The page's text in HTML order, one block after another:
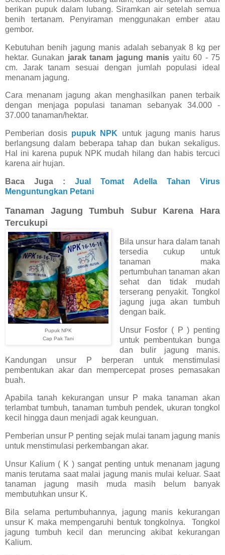
berikan pupuk dalam lubang. Siramkan air setelah semua
benih tertanam. Penyiraman menggunakan ember atau
gembor.
Kebutuhan benih jagung manis adalah sebanyak 8 kg per
hektar. Gunakan jarak tanam jagung manis yaitu 60 - 75
cm. Jarak tanam sesuai dengan jumlah populasi ideal
menanam jagung.
Cara menanam jagung akan menghasilkan panen terbaik
dengan menjaga populasi tanaman sebanyak 34.000 -
37.000 tanaman/hektar.
Pemberian dosis pupuk NPK untuk jagung manis harus
berlangsung dalam beberapa tahap dan bukan sekaligus.
Hal ini karena pupuk NPK mudah hilang dan habis tercuci
karena air hujan.
Baca Juga : Jual Tomat Adella Tahan Virus
Menguntungkan Petani
Tanaman Jagung Tumbuh Subur Karena Hara
Tercukupi
Pupuk NPK
Cap Pak Tani
Bila unsur hara dalam tanah
tersedia cukup untuk
tanaman maka
pertumbuhan tanaman akan
sehat dan tidak mudah
terserang penyakit. Tongkol
jagung juga akan tumbuh
dengan baik.
Unsur Fosfor ( P ) penting
untuk pembentukan bunga
dan bulir jagung manis.
Kandungan unsur P berperan untuk menstimulasi
pembentukan akar dan mempercepat proses pemasakan
buah.
Apabila tanah kekurangan unsur P maka tanaman akan
terlambat tumbuh, tanaman tumbuh pendek, ukuran tongkol
kecil hingga daun menjadi agak keunguan.
Pemberian unsur P penting sejak mulai tanam jagung manis
untuk menstimulasi perkembangan akar.
Unsur Kalium ( K ) sangat penting untuk menanam jagung
manis terutama saat malai jagung manis mulai keluar. Saat
tanaman jagung masih muda masih belum banyak
membutuhkan unsur K.
Bila selama pertumbuhannya, jagung manis kekurangan
unsur K maka mempengaruhi bentuk tongkolnya. Tongkol
jagung tumbuh kecil dan meruncing akibat kekurangan
Kalium.